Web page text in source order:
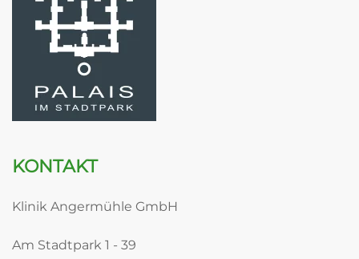
KONTAKT
Klinik Angermühle GmbH
Am Stadtpark 1 - 39